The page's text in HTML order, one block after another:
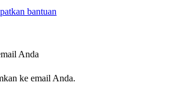
bantuan
Anda
ke email Anda.